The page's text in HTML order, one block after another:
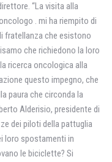
“La visita alla
. mi ha riempito di
fratellanza che esistono
che richiedono la loro
ricerca oncologica alla
questo impegno, che
paura che circonda la
Alderisio, presidente di
dei piloti della pattuglia
loro spostamenti in
le biciclette? Si